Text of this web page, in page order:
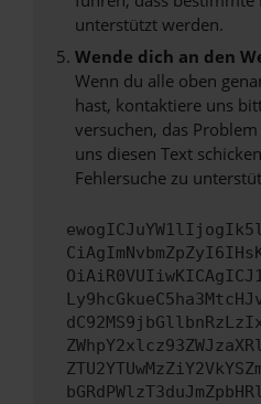
unterstützt werden.
Wende dich an den
Wenn du alle oben
hast, kontaktiere uns
versuchen, das
uns diesen Text
Fehlersuche zu